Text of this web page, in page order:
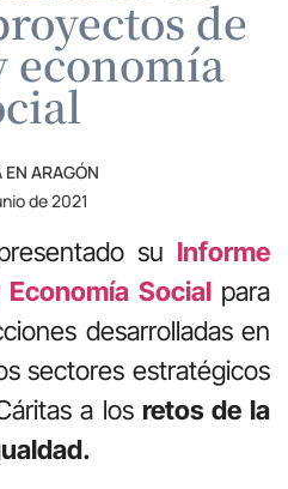
de
economía
EN ARAGÓN
de 2021
su Informe
Social para
desarrolladas en
sectores estratégicos
a los retos de la